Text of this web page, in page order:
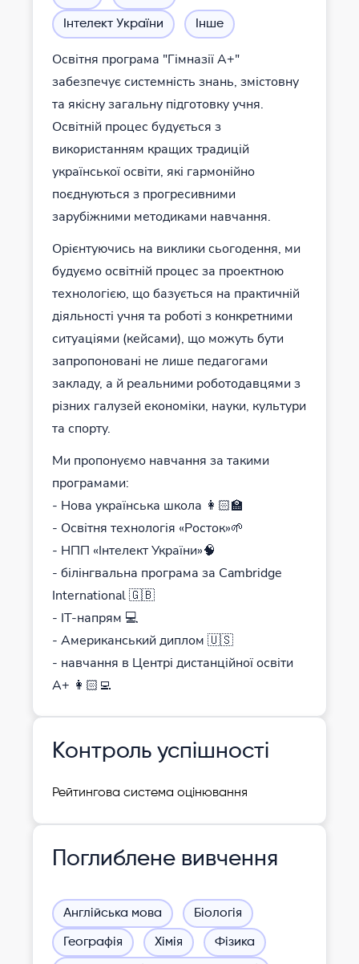
Інтелект України Інше
Освітня програма "Гімназії А+"
забезпечує системність знань, змістовну
та якісну загальну підготовку учня.
Освітній процес будується з
використанням кращих традицій
української освіти, які гармонійно
поєднуються з прогресивними
зарубіжними методиками навчання.
Орієнтуючись на виклики сьогодення, ми
будуємо освітній процес за проектною
технологією, що базується на практичній
діяльності учня та роботі з конкретними
ситуаціями (кейсами), що можуть бути
запропоновані не лише педагогами
закладу, а й реальними роботодавцями з
різних галузей економіки, науки, культури
та спорту.
Ми пропонуємо навчання за такими
програмами:
- Нова українська школа 👩🏻‍🏫
- Освітня технологія «Росток»🌱
- НПП «Інтелект України»🧠
- білінгвальна програма за Cambridge
International 🇬🇧
- IT-напрям 💻
- Американський диплом 🇺🇸
- навчання в Центрі дистанційної освіти
А+ 👩🏻‍💻
Контроль успішності
Рейтингова система оцінювання
Поглиблене вивчення
Англійська мова Біологія
Географія Хімія Фізика